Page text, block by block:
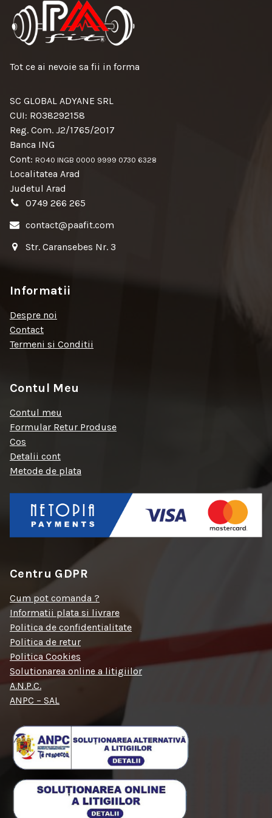
Tot ce ai nevoie sa fii in forma
SC GLOBAL ADYANE SRL
CUI: RO38292158
Reg. Com. J2/1765/2017
Banca ING
Cont: RO40 INGB 0000 9999 0730 6328
Localitatea Arad
Judetul Arad
0749 266 265
contact@paafit.com
Str. Caransebes Nr. 3
Informatii
Despre noi
Contact
Termeni si Conditii
Contul Meu
Contul meu
Formular Retur Produse
Cos
Detalii cont
Metode de plata
Centru GDPR
Cum pot comanda ?
Informatii plata si livrare
Politica de confidentialitate
Politica de retur
Politica Cookies
Solutionarea online a litigiilor
A.N.P.C.
ANPC – SAL